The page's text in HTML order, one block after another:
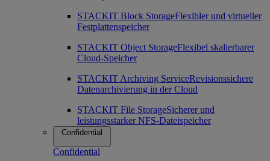
STACKIT Block StorageFlexibler und virtueller
Festplattenspeicher
STACKIT Object StorageFlexibel skalierbarer
Cloud-Speicher
STACKIT Archiving ServiceRevisionssichere
Datenarchivierung in der Cloud
STACKIT File StorageSicherer und
leistungsstarker NFS-Dateispeicher
Confidential
Confidential